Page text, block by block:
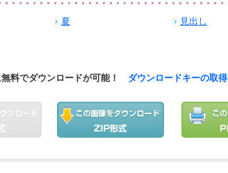
夏
見出し
料でダウンロードが可能！ ダウンロードキーの取得